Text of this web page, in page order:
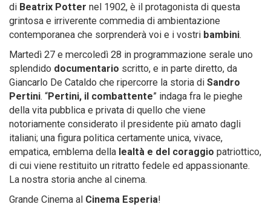
di Beatrix Potter nel 1902, è il protagonista di questa
grintosa e irriverente commedia di ambientazione
contemporanea che sorprenderà voi e i vostri bambini.
Martedì 27 e mercoledì 28 in programmazione serale uno
splendido documentario scritto, e in parte diretto, da
Giancarlo De Cataldo che ripercorre la storia di Sandro
Pertini. “Pertini, il combattente” indaga fra le pieghe
della vita pubblica e privata di quello che viene
notoriamente considerato il presidente più amato dagli
italiani; una figura politica certamente unica, vivace,
empatica, emblema della lealtà e del coraggio patriottico,
di cui viene restituito un ritratto fedele ed appassionante.
La nostra storia anche al cinema.
Grande Cinema al Cinema Esperia!